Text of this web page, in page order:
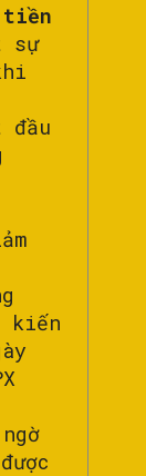
tiền
sự
đầu
kiến